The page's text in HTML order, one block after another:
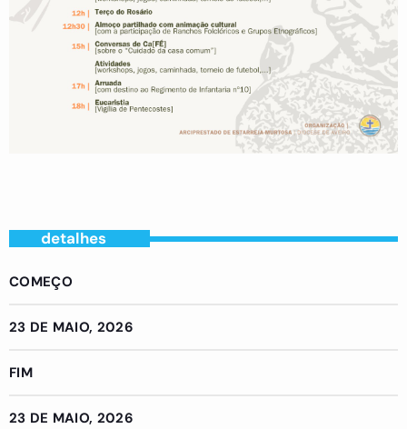
detalhes
COMEÇO
23 DE MAIO, 2026
FIM
23 DE MAIO, 2026